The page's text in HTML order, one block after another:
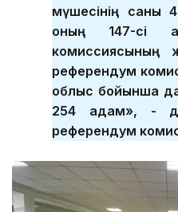
мүшесінің саны
оның 147-сі
комиссиясының
референдум
облыс бойынша
254 адам», -
референдум